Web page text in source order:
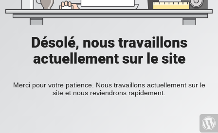
Désolé, nous travaillons
actuellement sur le site
Merci pour votre patience. Nous travaillons actuellement sur le
site et nous reviendrons rapidement.